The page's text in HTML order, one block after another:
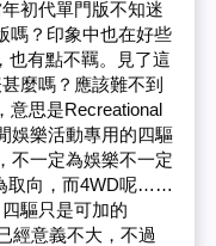
初代單門版不知迷
嗎？印象中也在好些
也有點不羈。見了這
麼嗎？應該難不到
意思是Recreational
娛樂活動專用的四驅
不一定為娛樂不一定
取向，而4WD呢……
驅只是可加的
經意義不大，不過